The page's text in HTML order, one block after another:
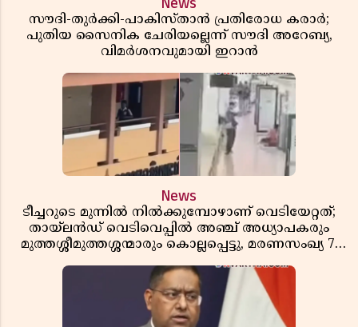
സൗദി-തുർക്കി-പാകിസ്താൻ പ്രതിരോധ കരാർ;
പുതിയ സൈനിക ചേരിയല്ലെന്ന് സൗദി അറേബ്യ,
വിമർശനവുമായി ഇറാൻ
News
ടീച്ചറുടെ മുന്നിൽ നിൽക്കുമ്പോഴാണ് വെടിയേറ്റത്;
തായ്‌ലൻഡ് വെടിവെപ്പിൽ അഞ്ച് അധ്യാപകരും
മുത്തശ്ശീമുത്തശ്ശന്മാരും കൊല്ലപ്പെട്ടു, മരണസംഖ്യ 7;